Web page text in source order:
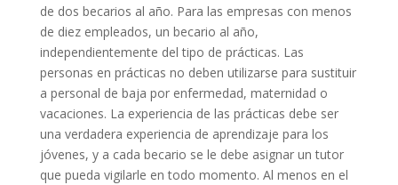
de dos becarios al año. Para las empresas con menos
de diez empleados, un becario al año,
independientemente del tipo de prácticas. Las
personas en prácticas no deben utilizarse para sustituir
a personal de baja por enfermedad, maternidad o
vacaciones. La experiencia de las prácticas debe ser
una verdadera experiencia de aprendizaje para los
jóvenes, y a cada becario se le debe asignar un tutor
que pueda vigilarle en todo momento. Al menos en el